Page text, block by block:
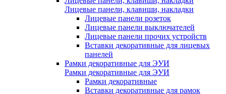
Лицевые панели, клавиши, накладки
Лицевые панели розеток
Лицевые панели выключателей
Лицевые панели прочих устройств
Вставки декоративные для лицевых
панелей
Рамки декоративные для ЭУИ
Рамки декоративные для ЭУИ
Рамки декоративные
Вставки декоративные для рамок